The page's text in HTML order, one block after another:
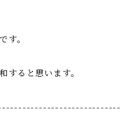
す。
すると思います。